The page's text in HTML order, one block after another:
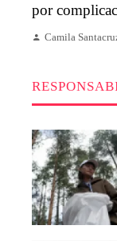
por
Camila